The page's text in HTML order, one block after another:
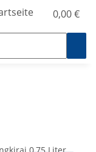
0,00 €